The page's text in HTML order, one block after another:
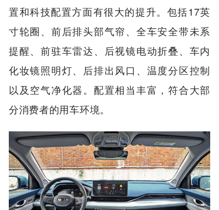
置和科技配置方面有很大的提升。包括17英
寸轮圈、前后排头部气帘、全车安全带未系
提醒、前驻车雷达、后视镜电动折叠、车内
化妆镜照明灯、后排出风口、温度分区控制
以及空气净化器。配置相当丰富，符合大部
分消费者的用车环境。